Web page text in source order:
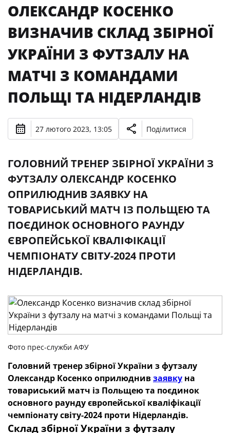
ОЛЕКСАНДР КОСЕНКО
ВИЗНАЧИВ СКЛАД ЗБІРНОЇ
УКРАЇНИ З ФУТЗАЛУ НА
МАТЧІ З КОМАНДАМИ
ПОЛЬЩІ ТА НІДЕРЛАНДІВ
27 лютого 2023, 13:05 Поділитися
ГОЛОВНИЙ ТРЕНЕР ЗБІРНОЇ УКРАЇНИ З
ФУТЗАЛУ ОЛЕКСАНДР КОСЕНКО
ОПРИЛЮДНИВ ЗАЯВКУ НА
ТОВАРИСЬКИЙ МАТЧ ІЗ ПОЛЬЩЕЮ ТА
ПОЄДИНОК ОСНОВНОГО РАУНДУ
ЄВРОПЕЙСЬКОЇ КВАЛІФІКАЦІЇ
ЧЕМПІОНАТУ СВІТУ-2024 ПРОТИ
НІДЕРЛАНДІВ.
Фото прес-служби АФУ
Головний тренер збірної України з футзалу
Олександр Косенко оприлюднивзаявку на
товариський матч із Польщею та поєдинок
основного раунду європейської кваліфікації
чемпіонату світу-2024 проти Нідерландів.
Склад збірної України з футзалу